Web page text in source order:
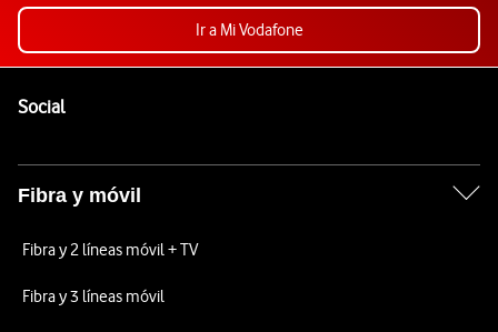
Ir a Mi Vodafone
SocialEnlaces a las redes sociales de Vodafone
Fibra y móvil
Fibra y 2 líneas móvil + TV
Fibra y 3 líneas móvil